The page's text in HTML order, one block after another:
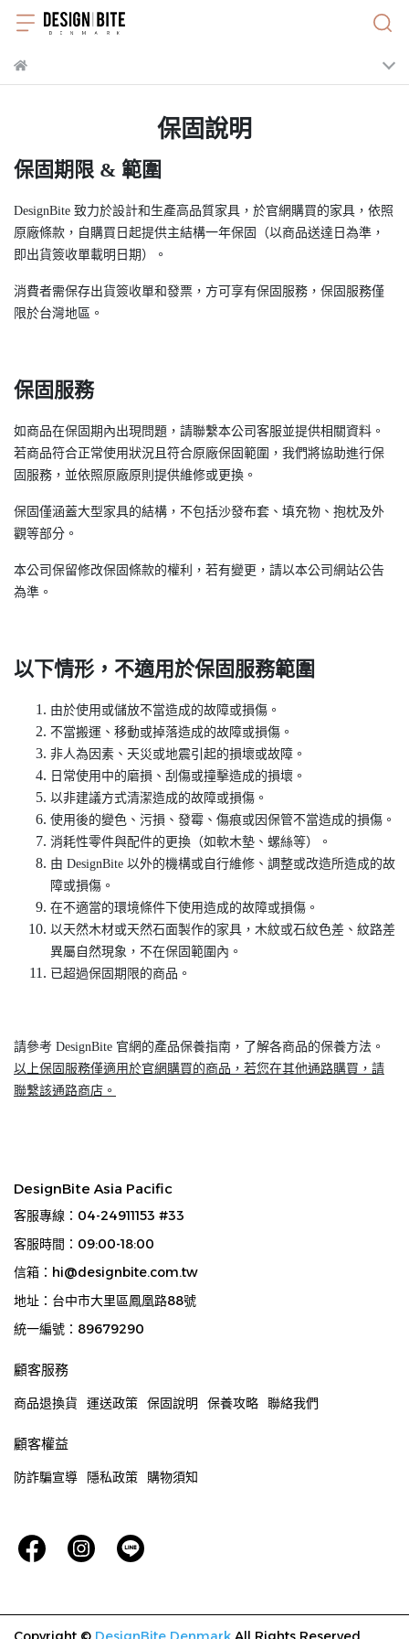
保固說明
保固期限 & 範圍
DesignBite 致力於設計和生產高品質家具，於官網購買的家具，依照
原廠條款，自購買日起提供主結構一年保固（以商品送達日為準，
即出貨簽收單載明日期）。
消費者需保存出貨簽收單和發票，方可享有保固服務，保固服務僅
限於台灣地區。
保固服務
如商品在保固期內出現問題，請聯繫本公司客服並提供相關資料。
若商品符合正常使用狀況且符合原廠保固範圍，我們將協助進行保
固服務，並依照原廠原則提供維修或更換。
保固僅涵蓋大型家具的結構，不包括沙發布套、填充物、抱枕及外
觀等部分。
本公司保留修改保固條款的權利，若有變更，請以本公司網站公告
為準。
以下情形，不適用於保固服務範圍
由於使用或儲放不當造成的故障或損傷。
不當搬運、移動或掉落造成的故障或損傷。
非人為因素、天災或地震引起的損壞或故障。
日常使用中的磨損、刮傷或撞擊造成的損壞。
以非建議方式清潔造成的故障或損傷。
使用後的變色、污損、發霉、傷痕或因保管不當造成的損傷。
消耗性零件與配件的更換（如軟木墊、螺絲等）。
由 DesignBite 以外的機構或自行維修、調整或改造所造成的故
障或損傷。
在不適當的環境條件下使用造成的故障或損傷。
以天然木材或天然石面製作的家具，木紋或石紋色差、紋路差
異屬自然現象，不在保固範圍內。
已超過保固期限的商品。
請參考 DesignBite 官網的產品保養指南，了解各商品的保養方法。
以上保固服務僅適用於官網購買的商品，若您在其他通路購買，請
聯繫該通路商店。
DesignBite Asia Pacific
客服專線：04-24911153 #33
客服時間：09:00-18:00
信箱：hi@designbite.com.tw
地址：台中市大里區鳳凰路88號
統一編號：89679290
顧客服務
商品退換貨 運送政策 保固說明 保養攻略 聯絡我們
顧客權益
防詐騙宣導 隱私政策 購物須知